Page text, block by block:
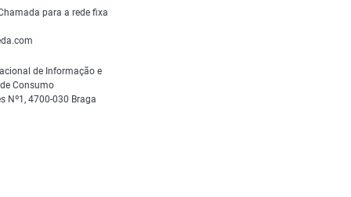
para a rede fixa
de Informação e
Consumo
Nº1, 4700-030 Braga